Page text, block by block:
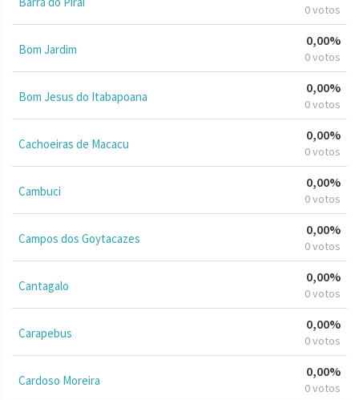
0 votos
Bom Jardim
0,00%
0 votos
Bom Jesus do Itabapoana
0,00%
0 votos
Cachoeiras de Macacu
0,00%
0 votos
Cambuci
0,00%
0 votos
Campos dos Goytacazes
0,00%
0 votos
Cantagalo
0,00%
0 votos
Carapebus
0,00%
0 votos
Cardoso Moreira
0,00%
0 votos